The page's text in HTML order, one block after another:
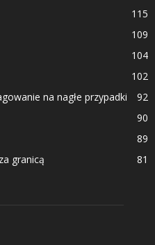
115
109
104
102
na nagłe przypadki
92
90
89
granicą
81